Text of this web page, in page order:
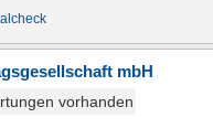
mbH
vorhanden